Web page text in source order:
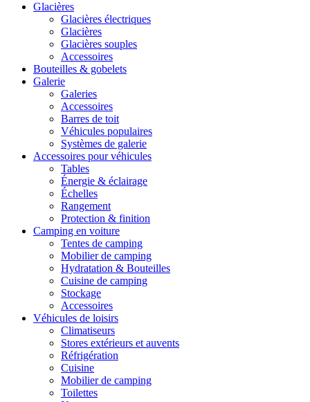
Glacières
Glacières électriques
Glacières
Glacières souples
Accessoires
Bouteilles & gobelets
Galerie
Galeries
Accessoires
Barres de toit
Véhicules populaires
Systèmes de galerie
Accessoires pour véhicules
Tables
Énergie & éclairage
Échelles
Rangement
Protection & finition
Camping en voiture
Tentes de camping
Mobilier de camping
Hydratation & Bouteilles
Cuisine de camping
Stockage
Accessoires
Véhicules de loisirs
Climatiseurs
Stores extérieurs et auvents
Réfrigération
Cuisine
Mobilier de camping
Toilettes